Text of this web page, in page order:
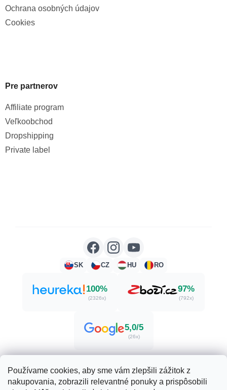
Používame cookies, aby sme vám zlepšili zážitok z
nakupovania, zobrazili relevantné ponuky a prispôsobili
Ochrana osobných údajov
Cookies
Pre partnerov
Affiliate program
Veľkoobchod
Dropshipping
Private label
SK CZ HU RO
100%
(2326x)
97%
(792x)
5,0/5
(26x)
Vytvoril Shoptet